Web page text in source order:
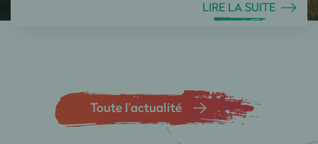
LIRE LA SUITE
Toute l’actualité